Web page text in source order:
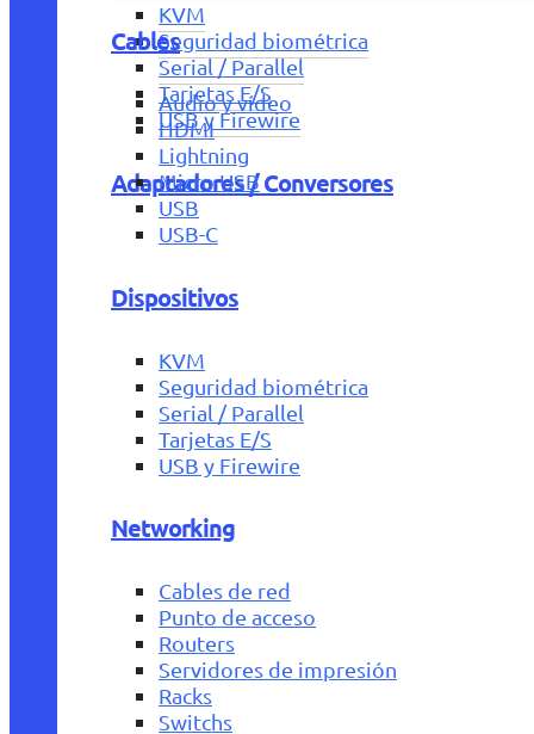
KVM
Seguridad biométrica
Serial / Parallel
Tarjetas E/S
USB y Firewire
Adaptadores / Conversores
Cables
Audio y vídeo
HDMI
Lightning
Micro USB
USB
USB-C
Dispositivos
KVM
Seguridad biométrica
Serial / Parallel
Tarjetas E/S
USB y Firewire
Networking
Cables de red
Punto de acceso
Routers
Servidores de impresión
Racks
Switchs